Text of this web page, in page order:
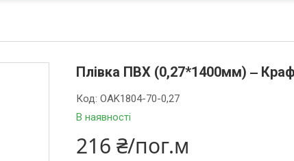
Плівка ПВХ (0,27*1400мм) ‒
В наявності
Код:OAK1804-70-0,27
216 ₴/пог.м